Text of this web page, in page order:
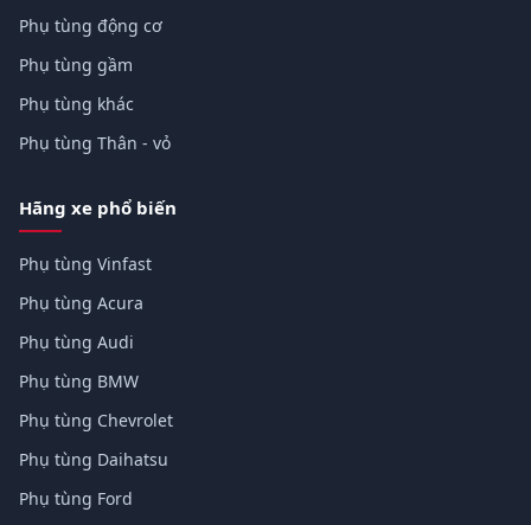
Phụ tùng động cơ
Phụ tùng gầm
Phụ tùng khác
Phụ tùng Thân - vỏ
Hãng xe phổ biến
Phụ tùng Vinfast
Phụ tùng Acura
Phụ tùng Audi
Phụ tùng BMW
Phụ tùng Chevrolet
Phụ tùng Daihatsu
Phụ tùng Ford